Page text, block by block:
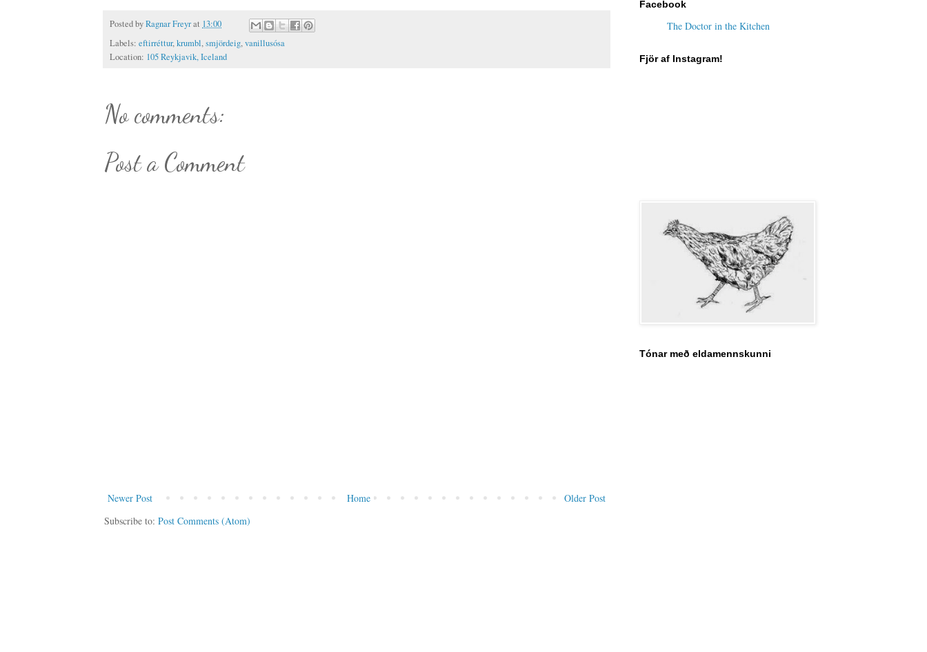
Posted byRagnar Freyrat 13:00
Labels: eftirréttur,krumbl,smjördeig,vanillusósa
Location: 105 Reykjavik, Iceland
No comments:
Post a Comment
Newer Post Older Post
Home
Subscribe to: Post Comments (Atom)
Facebook
The Doctor in the Kitchen
Fjör af Instagram!
Tónar með eldamennskunni